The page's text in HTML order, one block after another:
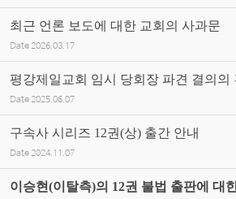
최근 언론 보도에 대한 교회의 사과문
Date 2026.03.17
평강제일교회 임시 당회장 파견 결의의
Date 2025.06.07
구속사 시리즈 12권(상) 출간 안내
Date 2024.11.07
이승현(이탈측)의 12권 불법 출판에 대